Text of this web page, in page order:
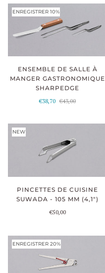
ENREGISTRER 10%
ENSEMBLE DE SALLE À
MANGER GASTRONOMIQUE
SHARPEDGE
€38,70 €43,00
NEW
PINCETTES DE CUISINE
SUWADA - 105 MM (4,1")
€50,00
ENREGISTRER 20%